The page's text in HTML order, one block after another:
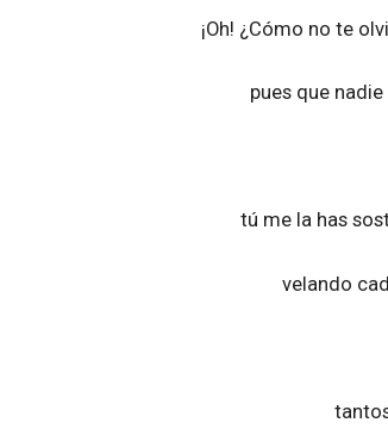
¡Oh! ¿Cómo no te
pues que
tú me la has
velando